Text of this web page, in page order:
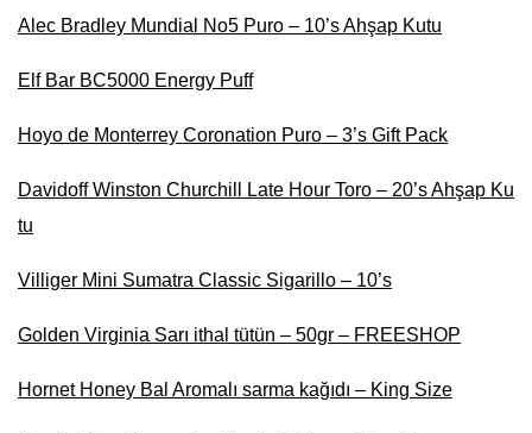
Alec Bradley Mundial No5 Puro – 10’s Ahşap Kutu
Elf Bar BC5000 Energy Puff
Hoyo de Monterrey Coronation Puro – 3’s Gift Pack
Davidoff Winston Churchill Late Hour Toro – 20’s Ahşap Ku
tu
Villiger Mini Sumatra Classic Sigarillo – 10’s
Golden Virginia Sarı ithal tütün – 50gr – FREESHOP
Hornet Honey Bal Aromalı sarma kağıdı – King Size